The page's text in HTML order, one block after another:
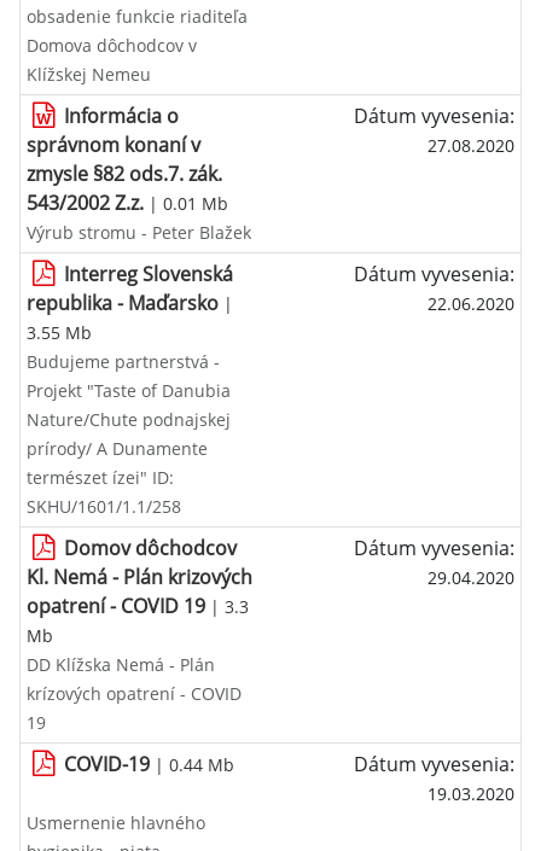
obsadenie funkcie riaditeľa
Domova dôchodcov v
Klížskej Nemeu
Informácia o
správnom konaní v
zmysle §82 ods.7. zák.
543/2002 Z.z. | 0.01 Mb
Dátum vyvesenia:
27.08.2020
Výrub stromu - Peter Blažek
Interreg Slovenská
republika - Maďarsko |
3.55 Mb
Dátum vyvesenia:
22.06.2020
Budujeme partnerstvá -
Projekt "Taste of Danubia
Nature/Chute podnajskej
prírody/ A Dunamente
természet ízei" ID:
SKHU/1601/1.1/258
Domov dôchodcov
Kl. Nemá - Plán krizových
opatrení - COVID 19 | 3.3
Mb
Dátum vyvesenia:
29.04.2020
DD Klížska Nemá - Plán
krízových opatrení - COVID
19
COVID-19 | 0.44 Mb Dátum vyvesenia:
19.03.2020
Usmernenie hlavného